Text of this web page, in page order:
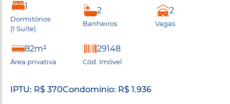
1
Dormitórios
(1 Suíte)
2
Banheiros
2
Vagas
82m²
Área privativa
29148
Cód. Imóvel
IPTU: R$ 370Condomínio: R$ 1.936